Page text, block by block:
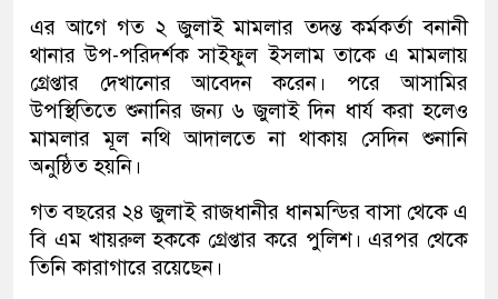
এর আগে গত ২ জুলাই মামলার তদন্ত কর্মকর্তা বনানী
থানার উপ-পরিদর্শক সাইফুল ইসলাম তাকে এ মামলায়
গ্রেপ্তার দেখানোর আবেদন করেন। পরে আসামির
উপস্থিতিতে শুনানির জন্য ৬ জুলাই দিন ধার্য করা হলেও
মামলার মূল নথি আদালতে না থাকায় সেদিন শুনানি
অনুষ্ঠিত হয়নি।
গত বছরের ২৪ জুলাই রাজধানীর ধানমন্ডির বাসা থেকে এ
বি এম খায়রুল হককে গ্রেপ্তার করে পুলিশ। এরপর থেকে
তিনি কারাগারে রয়েছেন।